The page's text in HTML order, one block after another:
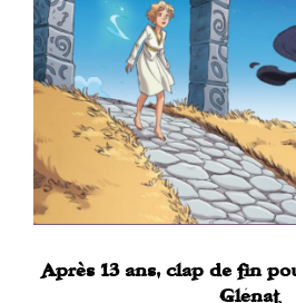
Après 13 ans, clap de fin
Glénat